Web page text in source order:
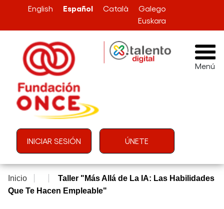
Pasar al contenido principal
English Español Català
Galego
Euskara
Menú
Menú de cuenta de usuario
INICIAR SESIÓN ÚNETE
Inicio
Taller "Más Allá de La IA: Las Habilidades
Que Te Hacen Empleable"